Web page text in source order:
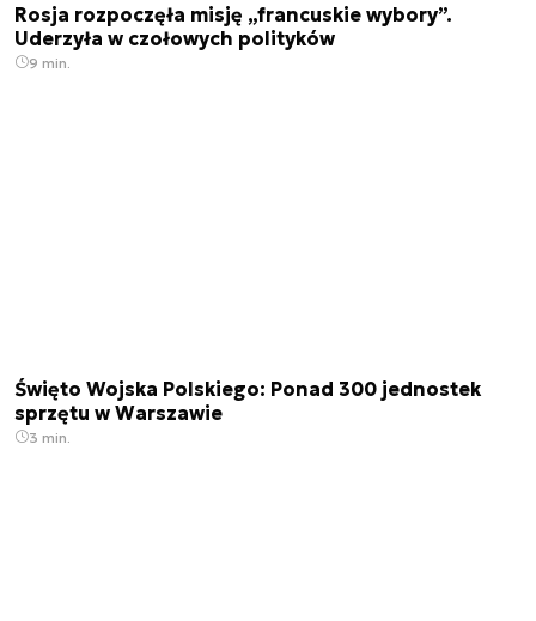
Rosja rozpoczęła misję „francuskie wybory”.
Uderzyła w czołowych polityków
9 min.
Święto Wojska Polskiego: Ponad 300 jednostek
sprzętu w Warszawie
3 min.